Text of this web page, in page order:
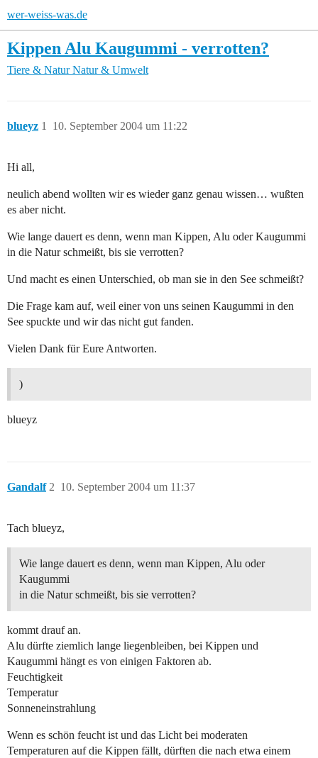
wer-weiss-was.de
Kippen Alu Kaugummi - verrotten?
Tiere & Natur Natur & Umwelt
blueyz 10. September 2004 um 11:22
1
Hi all,
neulich abend wollten wir es wieder ganz genau wissen… wußten
es aber nicht.
Wie lange dauert es denn, wenn man Kippen, Alu oder Kaugummi
in die Natur schmeißt, bis sie verrotten?
Und macht es einen Unterschied, ob man sie in den See schmeißt?
Die Frage kam auf, weil einer von uns seinen Kaugummi in den
See spuckte und wir das nicht gut fanden.
Vielen Dank für Eure Antworten.
)
blueyz
Gandalf 10. September 2004 um 11:37
2
Tach blueyz,
Wie lange dauert es denn, wenn man Kippen, Alu oder
Kaugummi
in die Natur schmeißt, bis sie verrotten?
kommt drauf an.
Alu dürfte ziemlich lange liegenbleiben, bei Kippen und
Kaugummi hängt es von einigen Faktoren ab.
Feuchtigkeit
Temperatur
Sonneneinstrahlung
Wenn es schön feucht ist und das Licht bei moderaten
Temperaturen auf die Kippen fällt, dürften die nach etwa einem